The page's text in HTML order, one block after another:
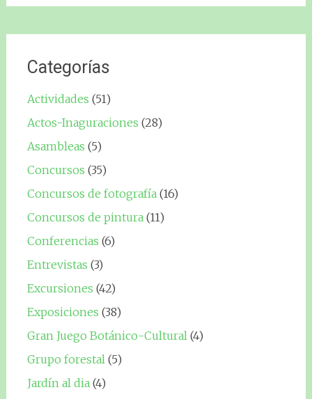
Categorías
Actividades (51)
Actos-Inaguraciones (28)
Asambleas (5)
Concursos (35)
Concursos de fotografía(16)
Concursos de pintura(11)
Conferencias (6)
Entrevistas (3)
Excursiones (42)
Exposiciones (38)
Gran Juego Botánico-Cultural(4)
Grupo forestal(5)
Jardín al dia(4)